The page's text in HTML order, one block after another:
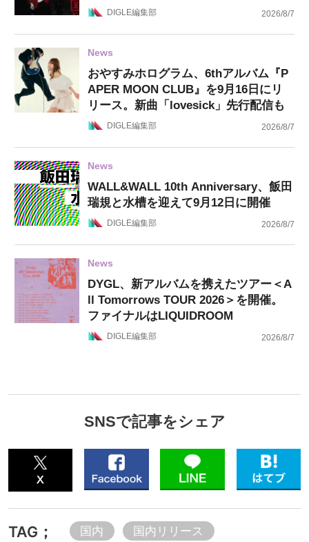
DIGLE編集部 2026/8/7
News
おやすみホログラム、6thアルバム『P
APER MOON CLUB』を9月16日にリ
リース。新曲「lovesick」先行配信も
DIGLE編集部 2026/8/7
News
WALL&WALL 10th Anniversary、飯田
瑞規と水槽を迎えて9月12日に開催
DIGLE編集部 2026/8/7
News
DYGL、新アルバムを携えたツアー＜A
ll Tomorrows TOUR 2026＞を開催。
ファイナルはLIQUIDROOM
DIGLE編集部 2026/8/7
SNSで記事をシェア
TAG； 国内 国内リリース